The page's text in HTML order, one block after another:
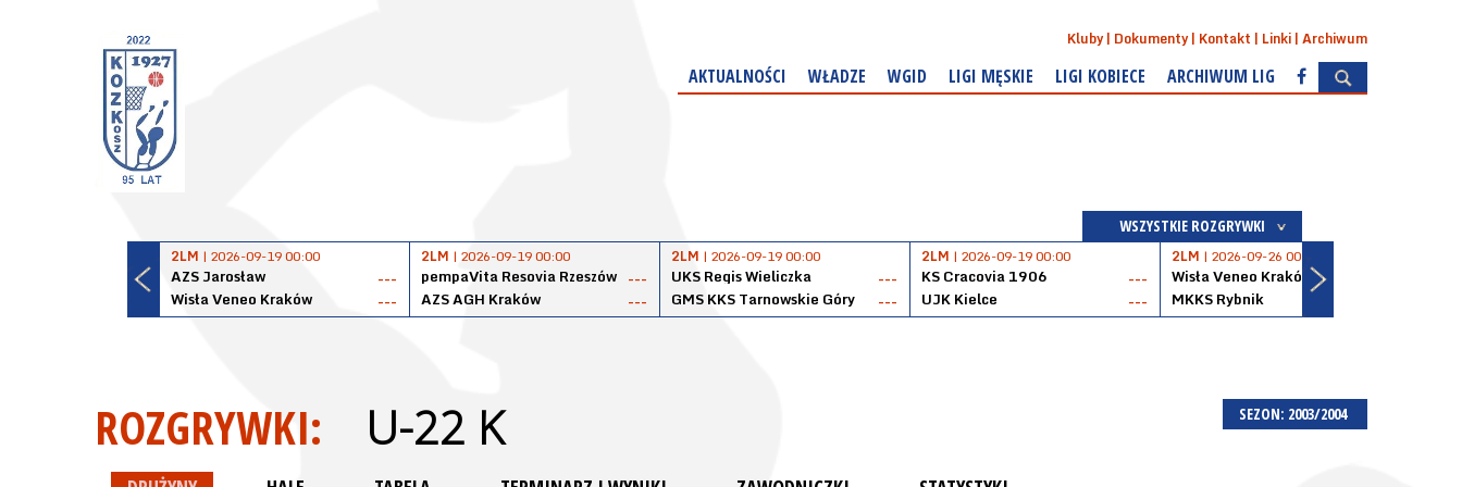
Kluby Dokumenty Kontakt Linki Archiwum
AKTUALNOŚCI WŁADZE WGID LIGI MĘSKIE LIGI KOBIECE ARCHIWUM LIG
WSZYSTKIE ROZGRYWKI
2LM | 2026-09-19 00:00
AZS Jarosław
---
Wisła Veneo Kraków
---
2LM | 2026-09-19 00:00
pempaVita Resovia Rzeszów ---
AZS AGH Kraków
---
2LM | 2026-09-19 00:00
UKS Regis Wieliczka
---
GMS KKS Tarnowskie Góry
---
2LM | 2026-09-19 00:00
KS Cracovia 1906
---
UJK Kielce
---
2LM | 2026-09-26 00:00
Wisła Veneo Kraków
MKKS Rybnik
SEZON: 2003/2004
ROZGRYWKI: U-22 K